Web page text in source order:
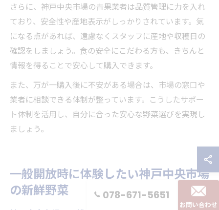
さらに、神戸中央市場の青果業者は品質管理に力を入れ
ており、安全性や産地表示がしっかりされています。気
になる点があれば、遠慮なくスタッフに産地や収穫日の
確認をしましょう。食の安全にこだわる方も、きちんと
情報を得ることで安心して購入できます。
また、万が一購入後に不安がある場合は、市場の窓口や
業者に相談できる体制が整っています。こうしたサポー
ト体制を活用し、自分に合った安心な野菜選びを実現し
ましょう。
一般開放時に体験したい神戸中央市場
の新鮮野菜
078-671-5651
お問い合わせ